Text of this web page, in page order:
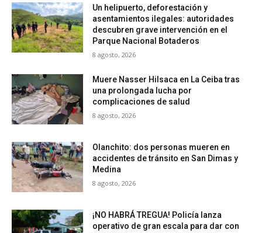
Un helipuerto, deforestación y
asentamientos ilegales: autoridades
descubren grave intervención en el
Parque Nacional Botaderos
8 agosto, 2026
Muere Nasser Hilsaca en La Ceiba tras
una prolongada lucha por
complicaciones de salud
8 agosto, 2026
Olanchito: dos personas mueren en
accidentes de tránsito en San Dimas y
Medina
8 agosto, 2026
¡NO HABRÁ TREGUA! Policía lanza
operativo de gran escala para dar con